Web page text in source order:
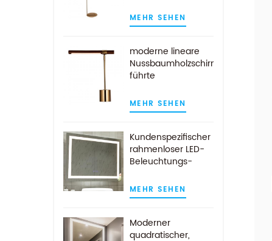
Messingoptik
MEHR SEHEN
moderne lineare
Nussbaumholzschirm
führte
aus antikem
Messing
MEHR SEHEN
Kundenspezifischer
rahmenloser LED-
Beleuchtungs-
Wandspiegel mit
Demist-Auflage
MEHR SEHEN
Moderner
quadratischer,